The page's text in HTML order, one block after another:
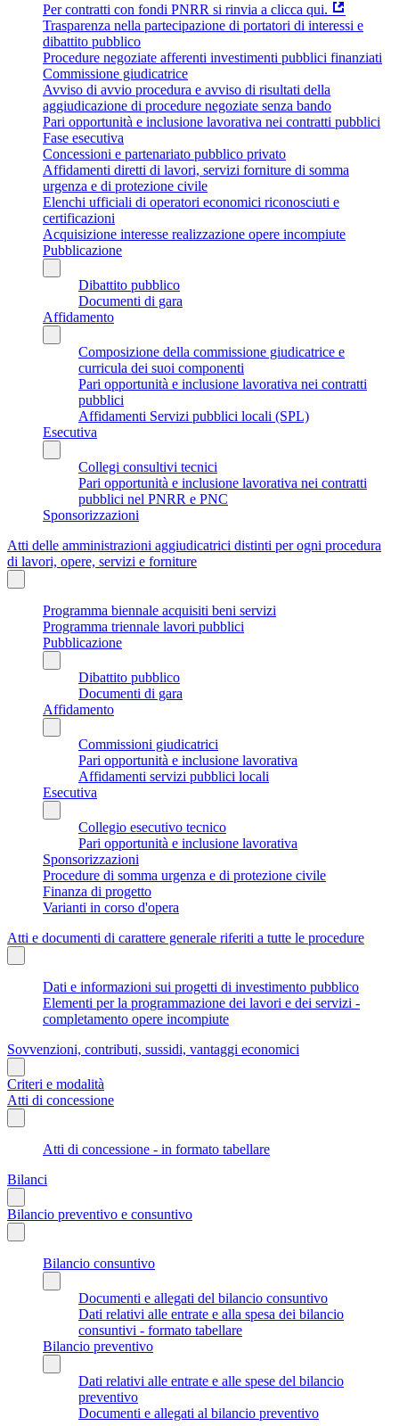
Per contratti con fondi PNRR si rinvia a clicca qui.
Trasparenza nella partecipazione di portatori di interessi e
dibattito pubblico
Procedure negoziate afferenti investimenti pubblici finanziati
Commissione giudicatrice
Avviso di avvio procedura e avviso di risultati della
aggiudicazione di procedure negoziate senza bando
Pari opportunità e inclusione lavorativa nei contratti pubblici
Fase esecutiva
Concessioni e partenariato pubblico privato
Affidamenti diretti di lavori, servizi forniture di somma
urgenza e di protezione civile
Elenchi ufficiali di operatori economici riconosciuti e
certificazioni
Acquisizione interesse realizzazione opere incompiute
Pubblicazione
Dibattito pubblico
Documenti di gara
Affidamento
Composizione della commissione giudicatrice e
curricula dei suoi componenti
Pari opportunità e inclusione lavorativa nei contratti
pubblici
Affidamenti Servizi pubblici locali (SPL)
Esecutiva
Collegi consultivi tecnici
Pari opportunità e inclusione lavorativa nei contratti
pubblici nel PNRR e PNC
Sponsorizzazioni
Atti delle amministrazioni aggiudicatrici distinti per ogni procedura
di lavori, opere, servizi e forniture
Programma biennale acquisiti beni servizi
Programma triennale lavori pubblici
Pubblicazione
Dibattito pubblico
Documenti di gara
Affidamento
Commissioni giudicatrici
Pari opportunità e inclusione lavorativa
Affidamenti servizi pubblici locali
Esecutiva
Collegio esecutivo tecnico
Pari opportunità e inclusione lavorativa
Sponsorizzazioni
Procedure di somma urgenza e di protezione civile
Finanza di progetto
Varianti in corso d'opera
Atti e documenti di carattere generale riferiti a tutte le procedure
Dati e informazioni sui progetti di investimento pubblico
Elementi per la programmazione dei lavori e dei servizi -
completamento opere incompiute
Sovvenzioni, contributi, sussidi, vantaggi economici
Criteri e modalità
Atti di concessione
Atti di concessione - in formato tabellare
Bilanci
Bilancio preventivo e consuntivo
Bilancio consuntivo
Documenti e allegati del bilancio consuntivo
Dati relativi alle entrate e alla spesa dei bilancio
consuntivi - formato tabellare
Bilancio preventivo
Dati relativi alle entrate e alle spese del bilancio
preventivo
Documenti e allegati al bilancio preventivo